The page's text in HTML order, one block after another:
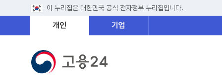
이 누리집은 대한민국 공식 전자정부 누리집입니다.
개인 기업